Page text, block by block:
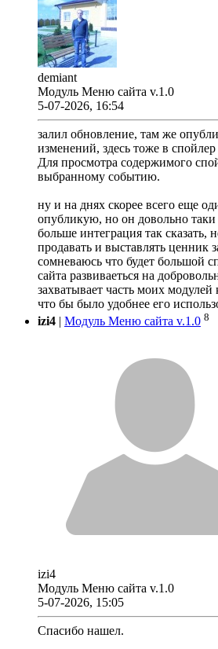
demiant
Модуль Меню сайта v.1.0
5-07-2026, 16:54
залил обновление, там же
изменений, здесь тоже в
Для просмотра содержимого
выбранному событию.
ну и на днях скорее всего еще
опубликую, но он довольно
больше интеграция так сказать,
продавать и выставлять ценник
сомневаюсь что будет большой
сайта развиваеться на
захватывает часть моих модулей
что бы было удобнее его
izi4 | Модуль Меню сайта v.1.0 8
izi4
Модуль Меню сайта v.1.0
5-07-2026, 15:05
Спасибо нашел.